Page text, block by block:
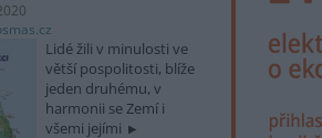
Lidé žili v minulosti ve
větší pospolitosti, blíže
jeden druhému, v
harmonii se Zemí i
všemi jejími